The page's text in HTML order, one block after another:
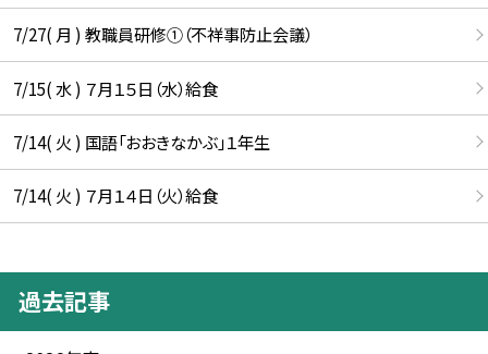
7/27( 月 ) 教職員研修①（不祥事防止会議）
7/15( 水 ) ７月１５日（水）給食
7/14( 火 ) 国語「おおきなかぶ」１年生
7/14( 火 ) ７月１４日（火）給食
過去記事